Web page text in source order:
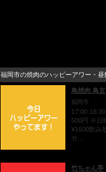
福岡市の焼肉のハッピーアワー・昼
鳥焼肉 鳥玄
福岡市
17:00-
500円 ※日
¥1600飲み
せ...
竹ちゃん亭